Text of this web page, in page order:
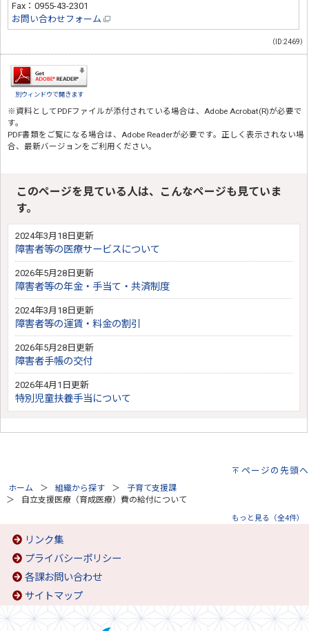
Fax：0955-43-2301
お問い合わせフォーム
（ID:2469）
別ウィンドウで開きます
※資料としてPDFファイルが添付されている場合は、 Adobe Acrobat(R)が必要で
す。
PDF書類をご覧になる場合は、 Adobe Readerが必要です。正しく表示されない場
合、最新バージョンをご利用ください。
このページを見ている人は、こんなページも見ていま
す。
2024年3月18日更新
障害者等の医療サービスについて
2026年5月28日更新
障害者等の年金・手当て・共済制度
2024年3月18日更新
障害者等の運賃・料金の割引
2026年5月28日更新
障害者手帳の交付
2026年4月1日更新
特別児童扶養手当について
ページの先頭へ
ホーム 組織から探す
子育て支援課
自立支援医療（育成医療）費の給付について
もっと見る（全4件）
リンク集
プライバシーポリシー
各課お問い合わせ
サイトマップ